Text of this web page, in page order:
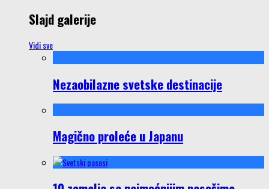
Slajd galerije
Vidi sve
Nezaobilazne svetske destinacije
Magično proleće u Japanu